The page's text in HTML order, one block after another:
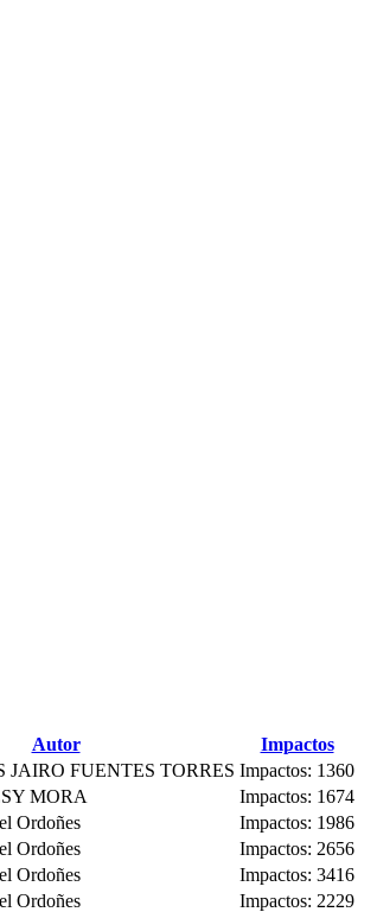
Autor
Impactos
JAIRO FUENTES TORRES Impactos: 1360
MORA
Impactos: 1674
Ordoñes
Impactos: 1986
Ordoñes
Impactos: 2656
Ordoñes
Impactos: 3416
Ordoñes
Impactos: 2229